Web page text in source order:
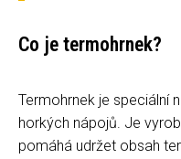
Co je termohrnek?
Termohrnek je speciální
horkých nápojů. Je
pomáhá udržet obsah